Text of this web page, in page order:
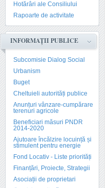
Hotărâri ale Consiliului
Rapoarte de activitate
INFORMAȚII PUBLICE
Subcomisie Dialog Social
Urbanism
Buget
Cheltuieli autorități publice
Anunțuri vânzare-cumpărare
terenuri agricole
Beneficiari măsuri PNDR
2014-2020
Ajutoare încălzire locuință și
stimulent pentru energie
Fond Locativ - Liste priorități
Finanțări, Proiecte, Strategii
Asociații de proprietari